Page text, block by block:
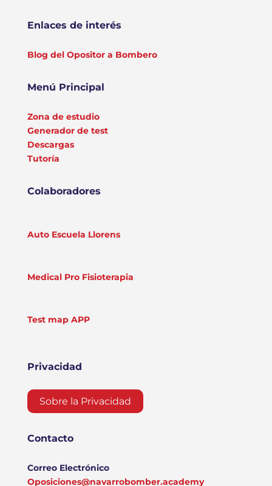
Enlaces de interés
Blog del Opositor a Bombero
Menú Principal
Zona de estudio
Generador de test
Descargas
Tutoría
Colaboradores
Auto Escuela Llorens
Medical Pro Fisioterapia
Test map APP
Privacidad
Sobre la Privacidad
Contacto
Correo Electrónico
Oposiciones@navarrobomber.academy